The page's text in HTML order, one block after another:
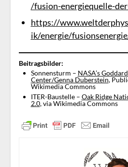
/fusion-energiequelle-
https://
ik/energie/
Beitragsbilder:
Sonnensturm – NASA’s
Center/Genna Duberstein,
Wikimedia Commons
ITER-Baustelle – Oak Ridge
2.0, via Wikimedia Commons